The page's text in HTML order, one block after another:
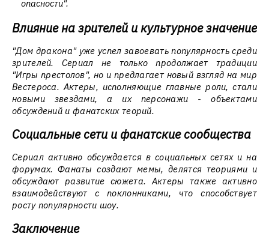
опасности".
Влияние на зрителей и культурное значение
"Дом дракона" уже успел завоевать популярность среди
зрителей. Сериал не только продолжает традиции
"Игры престолов", но и предлагает новый взгляд на мир
Вестероса. Актеры, исполняющие главные роли, стали
новыми звездами, а их персонажи - объектами
обсуждений и фанатских теорий.
Социальные сети и фанатские сообщества
Сериал активно обсуждается в социальных сетях и на
форумах. Фанаты создают мемы, делятся теориями и
обсуждают развитие сюжета. Актеры также активно
взаимодействуют с поклонниками, что способствует
росту популярности шоу.
Заключение